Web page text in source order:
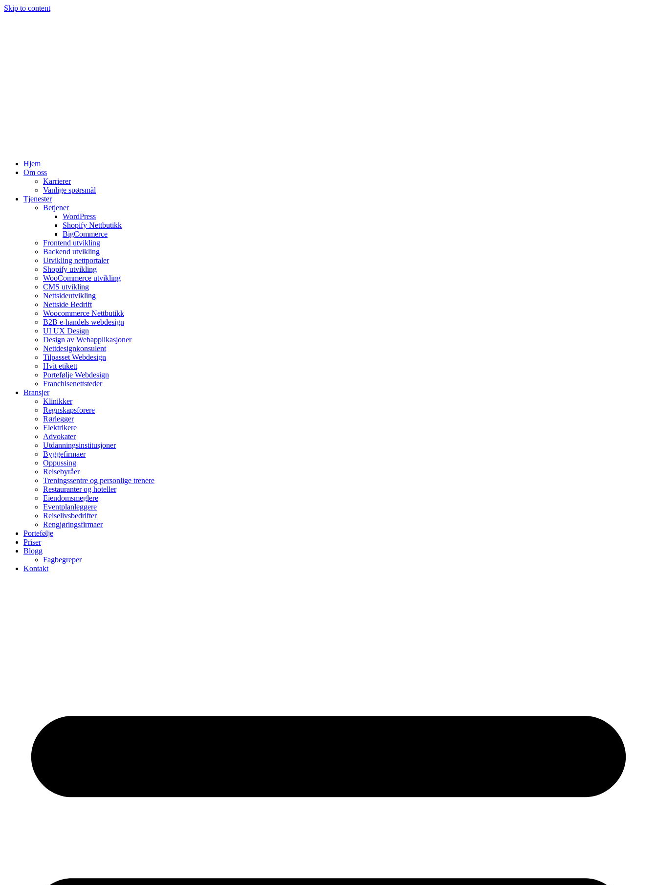
Skip to content
Hjem
Om oss
Karrierer
Vanlige spørsmål
Tjenester
Betjener
WordPress
Shopify Nettbutikk
BigCommerce
Frontend utvikling
Backend utvikling
Utvikling nettportaler
Shopify utvikling
WooCommerce utvikling
CMS utvikling
Nettsideutvikling
Nettside Bedrift
Woocommerce Nettbutikk
B2B e-handels webdesign
UI UX Design
Design av Webapplikasjoner
Nettdesignkonsulent
Tilpasset Webdesign
Hvit etikett
Portefølje Webdesign
Franchisenettsteder
Bransjer
Klinikker
Regnskapsforere
Rørlegger
Elektrikere
Advokater
Utdanningsinstitusjoner
Byggefirmaer
Oppussing
Reisebyråer
Treningssentre og personlige trenere
Restauranter og hoteller
Eiendomsmeglere
Eventplanleggere
Reiselivsbedrifter
Rengjøringsfirmaer
Portefølje
Priser
Blogg
Fagbegreper
Kontakt